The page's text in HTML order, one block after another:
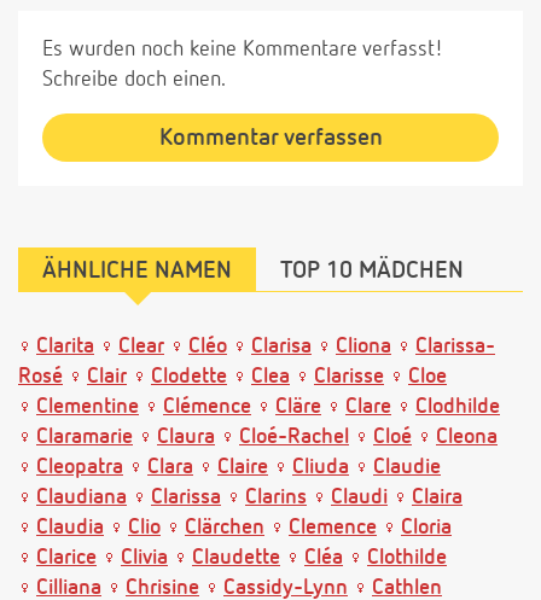
Es wurden noch keine Kommentare verfasst!
Schreibe doch einen.
Kommentar verfassen
ÄHNLICHE NAMEN TOP 10 MÄDCHEN
Clarita Clear Cléo Clarisa Cliona
Clarissa-
Rosé
Clair Clodette Clea Clarisse
Cloe
Clementine
Clémence Cläre Clare
Clodhilde
Claramarie
Claura Cloé-Rachel Cloé
Cleona
Cleopatra
Clara Claire Cliuda
Claudie
Claudiana
Clarissa Clarins Claudi
Claira
Claudia
Clio Clärchen Clemence
Cloria
Clarice
Clivia Claudette Cléa
Clothilde
Cilliana
Chrisine Cassidy-Lynn
Cathlen